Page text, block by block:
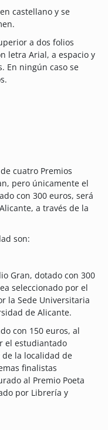
castellano y se
a dos folios
letra Arial, a espacio y
En ningún caso se
cuatro Premios
pero únicamente el
con 300 euros, será
a través de la
son:
Gran, dotado con 300
seleccionado por el
la Sede Universitaria
de Alicante.
con 150 euros, al
el estudiantado
de la localidad de
finalistas
al Premio Poeta
por Librería y